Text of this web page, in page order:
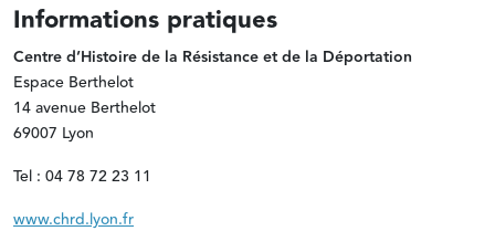
Informations pratiques
Centre d’Histoire de la Résistance et de la Déportation
Espace Berthelot
14 avenue Berthelot
69007 Lyon
Tel : 04 78 72 23 11
www.chrd.lyon.fr